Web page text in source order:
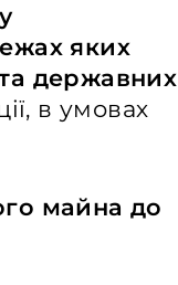
яких
державних
в умовах
майна до